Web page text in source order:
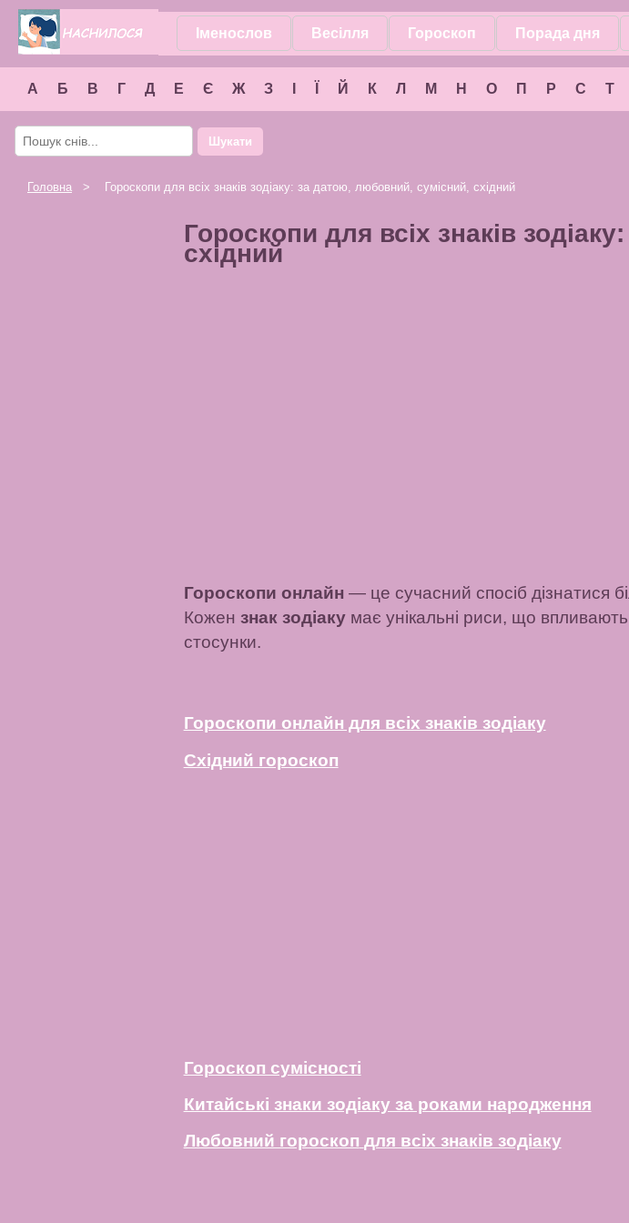
Іменослов Весілля Гороскоп Порада дня
А Б В Г Д Е Є Ж З Й К Л М Н О П Р С Т
Шукати
Головна > Гороскопи для всіх знаків зодіаку: за датою, любовний, сумісний, східний
Гороскопи для всіх знаків
східний
Гороскопи онлайн — це сучасний спосіб дізнатися
Кожен знак зодіакумає унікальні риси, що
стосунки.
Гороскопи онлайн для всіх знаків зодіаку
Східний гороскоп
Гороскоп сумісності
Китайські знаки зодіаку за роками народження
Любовний гороскоп для всіх знаків зодіаку